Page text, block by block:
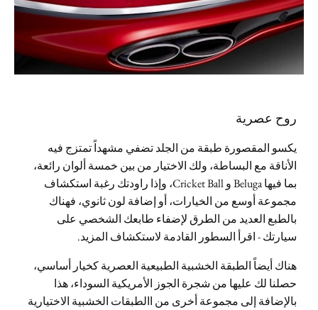
روح عصرية
يكسو المقصورة طبقة من الجلد تضفي مشهداً تمتزج فيه
الأناقة مع البساطة، ولك الاختيار من بين خمسة ألوان رائعة،
بما فيها Beluga و Cricket Ball، وإذا راودتك رغبة استكشاف
مجموعة أوسع من الخيارات، أو إضافة لون ثانوي، فهناك
بالطبع العديد من الطرق لإضفاء طابعك الشخصي على
سيارتك - اقرأ السطور القادمة لاستكشاف المزيد.
هناك أيضاً الطبقة الخشبية الطبيعية العصرية كخيار أساسي،
حصلنا لك عليها من شجرة الجوز الأمريكية السوداء، هذا
بالإضافة إلى مجموعة أخرى من االطبقات الخشبية الاختيارية